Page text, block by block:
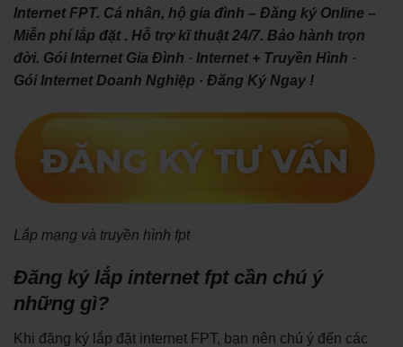
Internet FPT. Cá nhân, hộ gia đình – Đăng ký Online –
Miễn phí lắp đặt . Hỗ trợ kĩ thuật 24/7. Bảo hành trọn
đời. ‎Gói Internet Gia Đình · ‎Internet + Truyền Hình ·
‎Gói Internet Doanh Nghiệp · ‎Đăng Ký Ngay !
Lắp mạng và truyền hình fpt
Đăng ký lắp internet fpt cần chú ý
những gì?
Khi đăng ký lắp đặt internet FPT, bạn nên chú ý đến các